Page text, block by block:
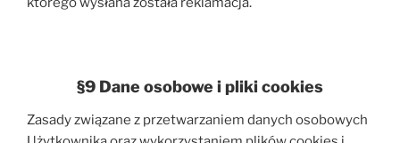
§9 Dane osobowe i pliki cookies
Zasady związane z przetwarzaniem danych osobowych